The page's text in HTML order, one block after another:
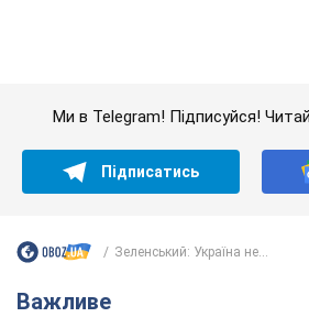
українцям розповіли, чого